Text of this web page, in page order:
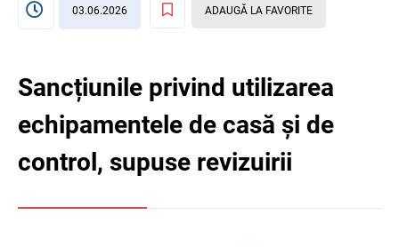
03.06.2026 ADAUGĂ LA FAVORITE
Sancțiunile privind utilizarea
echipamentele de casă și de
control, supuse revizuirii